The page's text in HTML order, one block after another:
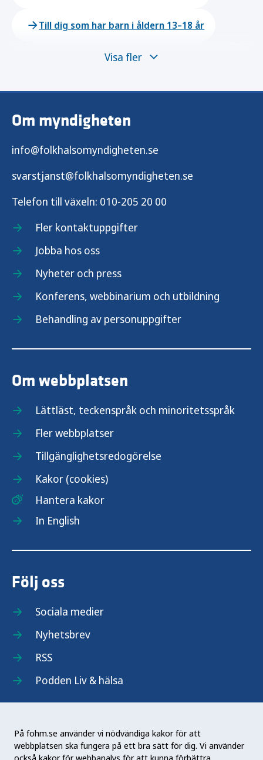
På fohm.se använder vi nödvändiga kakor för att
webbplatsen ska fungera på ett bra sätt för dig. Vi använder
också kakor för webbanalys för att kunna förbättra
Till dig som har barn i åldern 13–18 år
Barn med funktionsnedsättning eller
Få balans i vardagen
Hantera konflikter
Prata om skärmanvändning
Om ditt barn behöver hjälp och stöd
Marknadsföring i digitala medier
Visa fler
Om myndigheten
info@folkhalsomyndigheten.se
svarstjanst@folkhalsomyndigheten.se
Telefon till växeln: 010-205 20 00
Fler kontaktuppgifter
Jobba hos oss
Nyheter och press
Konferens, webbinarium och utbildning
Behandling av personuppgifter
Om webbplatsen
Lättläst, teckenspråk och minoritetsspråk
Fler webbplatser
Tillgänglighetsredogörelse
Kakor (cookies)
Hantera kakor
In English
Följ oss
Sociala medier
Nyhetsbrev
RSS
Podden Liv & hälsa
Folkhälsomyndigheten (Fohm) är en nationell